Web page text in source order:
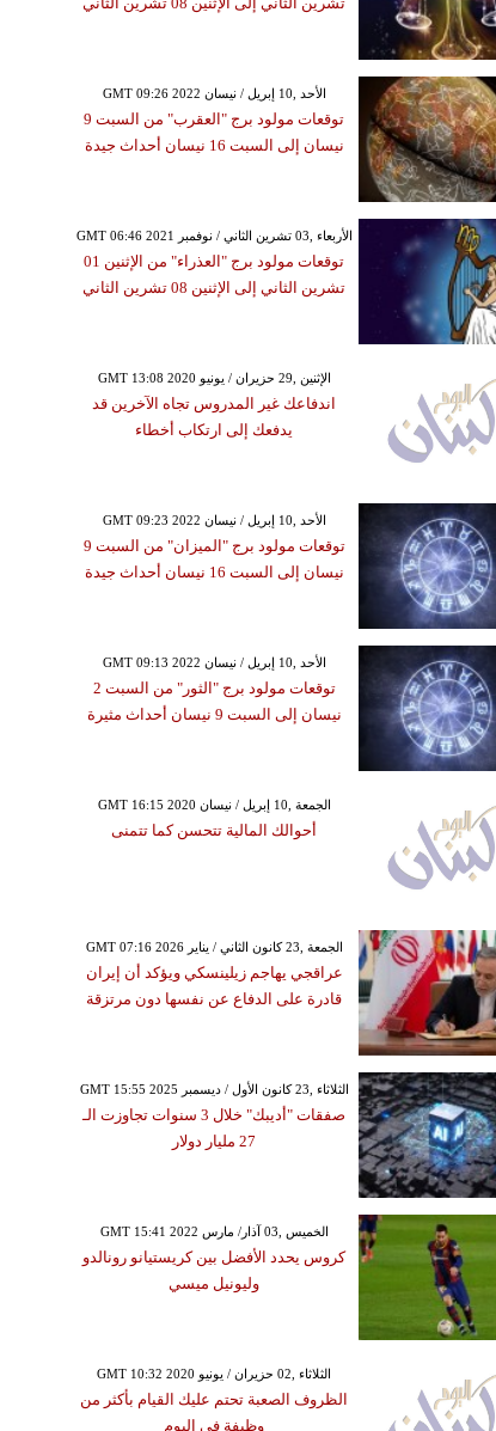
GMT 09:26 2022 الأحد ,10 إبريل / نيسان
توقعات مولود برج "العقرب" من السبت 9
نيسان إلى السبت 16 نيسان أحداث جيدة
GMT 06:46 2021 الأربعاء ,03 تشرين الثاني / نوفمبر
توقعات مولود برج "العذراء" من الإثنين 01
تشرين الثاني إلى الإثنين 08 تشرين الثاني
GMT 13:08 2020 الإثنين ,29 حزيران / يونيو
اندفاعك غير المدروس تجاه الآخرين قد
يدفعك إلى ارتكاب أخطاء
GMT 09:23 2022 الأحد ,10 إبريل / نيسان
توقعات مولود برج "الميزان" من السبت 9
نيسان إلى السبت 16 نيسان أحداث جيدة
GMT 09:13 2022 الأحد ,10 إبريل / نيسان
توقعات مولود برج "الثور" من السبت 2
نيسان إلى السبت 9 نيسان أحداث مثيرة
GMT 16:15 2020 الجمعة ,10 إبريل / نيسان
أحوالك المالية تتحسن كما تتمنى
GMT 07:16 2026 الجمعة ,23 كانون الثاني / يناير
عراقجي يهاجم زيلينسكي ويؤكد أن إيران
قادرة على الدفاع عن نفسها دون مرتزقة
GMT 15:55 2025 الثلاثاء ,23 كانون الأول / ديسمبر
صفقات "أديبك" خلال 3 سنوات تجاوزت الـ
27 مليار دولار
GMT 15:41 2022 الخميس ,03 آذار/ مارس
كروس يحدد الأفضل بين كريستيانو رونالدو
وليونيل ميسي
GMT 10:32 2020 الثلاثاء ,02 حزيران / يونيو
الظروف الصعبة تحتم عليك القيام بأكثر من
وظيفة في اليوم